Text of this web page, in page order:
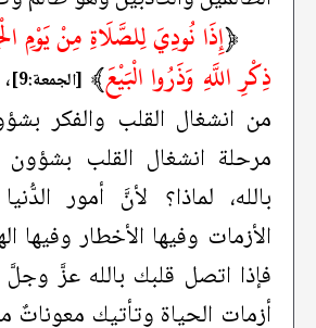
﴿إِذَا نُودِيَ لِلصَّلَاةِ مِنْ يَوْمِ
ذِكْرِ اللَّهِ وَذَرُوا الْبَيْعَ﴾ [الجمعة:9]
من انشغال القلب والفكر
مرحلة انشغال القلب بشؤون
بالله، لماذا؟ لأنَّ أمور
الأزمات وفيها الأخطار وفيها
فإذا اتصل قلبك بالله عزَّ
أزمات الحياة وتأتيك معوناتٌ